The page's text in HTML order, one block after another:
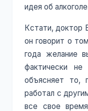
идея об
Кстати, доктор
он говорит о
года желание
фактически
объясняет то,
работал с
все свое